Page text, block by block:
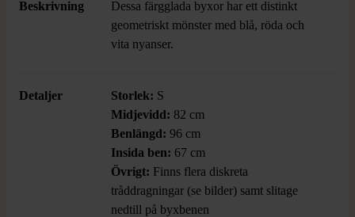
Beskrivning
Dessa färgglada byxor har ett distinkt
geometriskt mönster med blå, röda och
vita nyanser.
Detaljer Storlek: S
Midjevidd: 82 cm
Benlängd: 96 cm
Insida ben: 67 cm
Övrigt: Finns flera diskreta
tråddragningar (se bilder) samt slitage
nedtill på byxbenen